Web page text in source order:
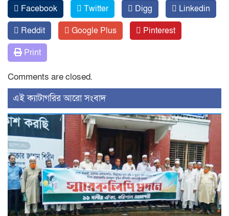
Facebook Twitter Digg
Linkedin
Reddit
Google Plus
Pinterest
Print
Comments are closed.
‍এই ক্যাটাগরির ‍আরো সংবাদ